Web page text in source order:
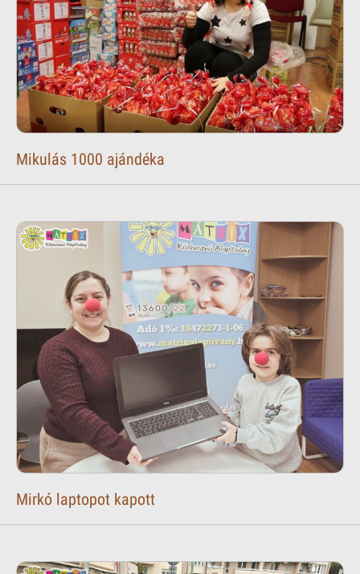
Mikulás 1000 ajándéka
Mirkó laptopot kapott